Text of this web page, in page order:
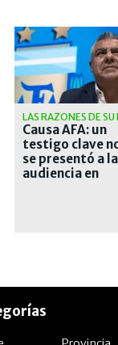
Causa AFA: un
testigo clave
se presentó a la
audiencia en